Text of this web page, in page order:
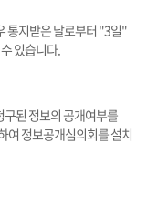
통지받은 날로부터 "3일"
있습니다.
된 정보의 공개여부를
여 정보공개심의회를 설치